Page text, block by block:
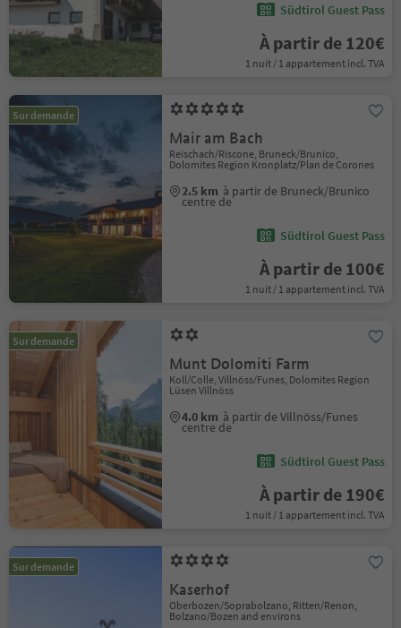
Südtirol Guest Pass
À partir de 120€
1 nuit / 1 appartement incl. TVA
Sur demande
Mair am Bach
Reischach/Riscone, Bruneck/Brunico,
Dolomites Region Kronplatz/Plan de Corones
2.5 km à partir de Bruneck/Brunico
centre de
Südtirol Guest Pass
À partir de 100€
1 nuit / 1 appartement incl. TVA
Sur demande
Munt Dolomiti Farm
Koll/Colle, Villnöss/Funes, Dolomites Region
Lüsen Villnöss
4.0 km à partir de Villnöss/Funes
centre de
Südtirol Guest Pass
À partir de 190€
1 nuit / 1 appartement incl. TVA
Sur demande
Kaserhof
Oberbozen/Soprabolzano, Ritten/Renon,
Bolzano/Bozen and environs